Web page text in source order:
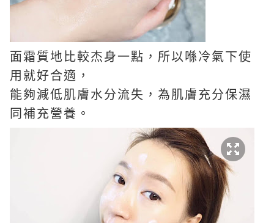
面霜質地比較杰身一點，所以喺冷氣下使
用就好合適，
能夠減低肌膚水分流失，為肌膚充分保濕
同補充營養。